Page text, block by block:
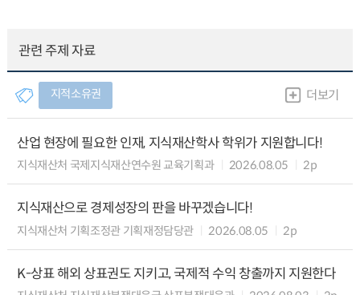
관련 주제 자료
지적소유권 더보기
산업 현장에 필요한 인재, 지식재산학사 학위가 지원합니다!
지식재산처 국제지식재산연수원 교육기획과 2026.08.05 2p
지식재산으로 경제성장의 판을 바꾸겠습니다!
지식재산처 기획조정관 기획재정담당관 2026.08.05 2p
K-상표 해외 상표권도 지키고, 국제적 수익 창출까지 지원한다